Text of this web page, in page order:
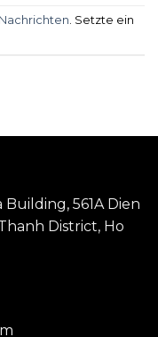
Nachrichten. Setzte ein
561A Dien
District, Ho